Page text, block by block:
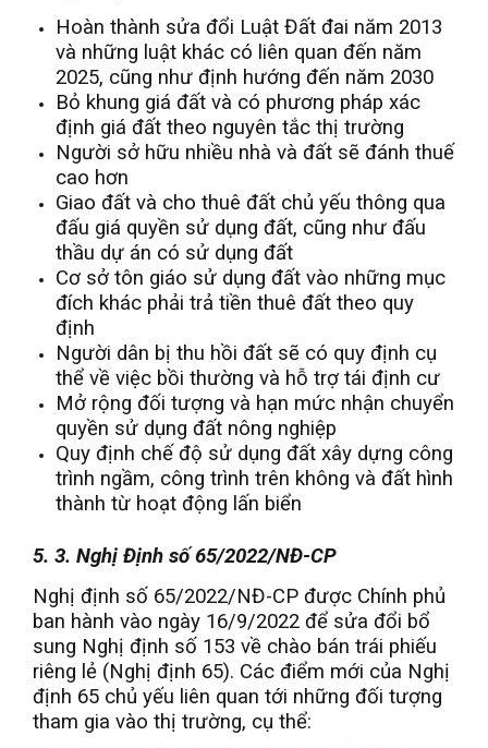
Hoàn thành sửa đổi Luật Đất đai năm 2013
và những luật khác có liên quan đến năm
2025, cũng như định hướng đến năm 2030
Bỏ khung giá đất và có phương pháp xác
định giá đất theo nguyên tắc thị trường
Người sở hữu nhiều nhà và đất sẽ đánh thuế
cao hơn
Giao đất và cho thuê đất chủ yếu thông qua
đấu giá quyền sử dụng đất, cũng như đấu
thầu dự án có sử dụng đất
Cơ sở tôn giáo sử dụng đất vào những mục
đích khác phải trả tiền thuê đất theo quy
định
Người dân bị thu hồi đất sẽ có quy định cụ
thể về việc bồi thường và hỗ trợ tái định cư
Mở rộng đối tượng và hạn mức nhận chuyển
quyền sử dụng đất nông nghiệp
Quy định chế độ sử dụng đất xây dựng công
trình ngầm, công trình trên không và đất hình
thành từ hoạt động lấn biển
5. 3. Nghị Định số 65/2022/NĐ-CP
Nghị định số 65/2022/NĐ-CP được Chính phủ
ban hành vào ngày 16/9/2022 để sửa đổi bổ
sung Nghị định số 153 về chào bán trái phiếu
riêng lẻ (Nghị định 65). Các điểm mới của Nghị
định 65 chủ yếu liên quan tới những đối tượng
tham gia vào thị trường, cụ thể: